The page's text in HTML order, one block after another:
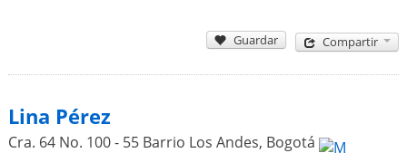
Guardar Compartir
Lina Pérez
Cra. 64 No. 100 - 55 Barrio Los Andes, Bogotá